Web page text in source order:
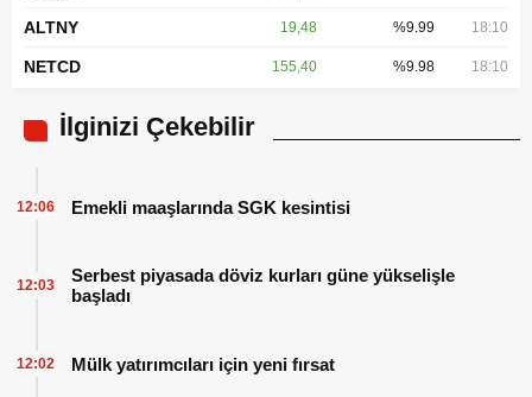
ALTNY 19,48 %9.99 18:10
NETCD 155,40 %9.98 18:10
İlginizi Çekebilir
Emekli maaşlarında SGK kesintisi
12:06
Serbest piyasada döviz kurları güne yükselişle
başladı
12:03
Mülk yatırımcıları için yeni fırsat
12:02